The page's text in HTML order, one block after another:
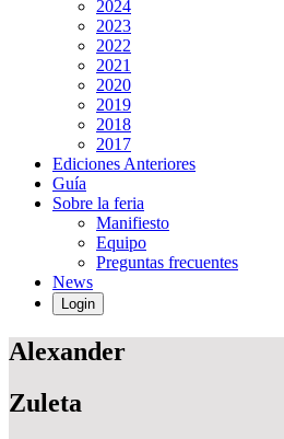
2024
2023
2022
2021
2020
2019
2018
2017
Ediciones Anteriores
Guía
Sobre la feria
Manifiesto
Equipo
Preguntas frecuentes
News
Login
Alexander
Zuleta